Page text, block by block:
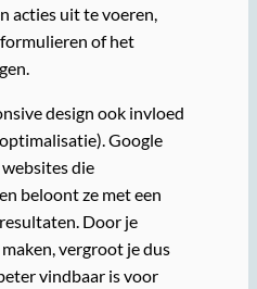
acties uit te voeren,
of het
design ook invloed
Google
die
beloont ze met een
Door je
vergroot je dus
vindbaar is voor